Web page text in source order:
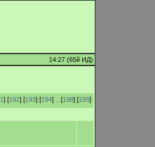
14:27 (65й ИД)
] [192] [193] [194] [198] [199]